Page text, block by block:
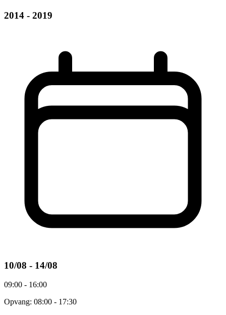
2014 - 2019
10/08 - 14/08
09:00 - 16:00
Opvang: 08:00 - 17:30